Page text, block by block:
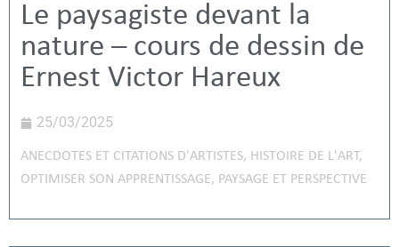
Le paysagiste devant la
nature – cours de dessin de
Ernest Victor Hareux
25/03/2025
ANECDOTES ET CITATIONS D'ARTISTES, HISTOIRE DE L'ART,
OPTIMISER SON APPRENTISSAGE, PAYSAGE ET PERSPECTIVE